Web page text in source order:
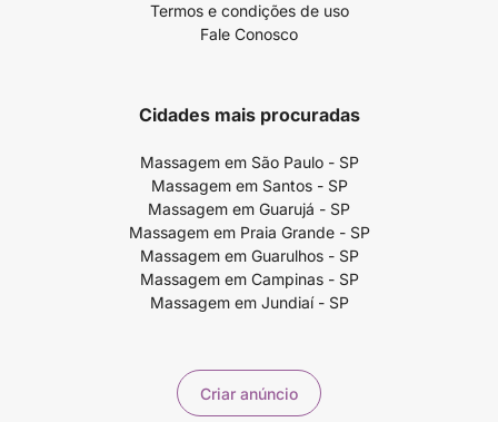
Termos e condições de uso
Fale Conosco
Cidades mais procuradas
Massagem em São Paulo - SP
Massagem em Santos - SP
Massagem em Guarujá - SP
Massagem em Praia Grande - SP
Massagem em Guarulhos - SP
Massagem em Campinas - SP
Massagem em Jundiaí - SP
Criar anúncio